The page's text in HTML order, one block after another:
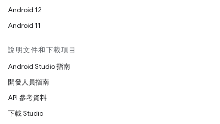
Android 12
Android 11
說明文件和下載項目
Android Studio 指南
開發人員指南
API 參考資料
下載 Studio